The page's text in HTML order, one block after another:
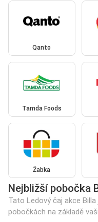
Qanto
Tamda Foods
Žabka
Nejbližší pobočka
Tato Ledový čaj akce
pobočkách na základě